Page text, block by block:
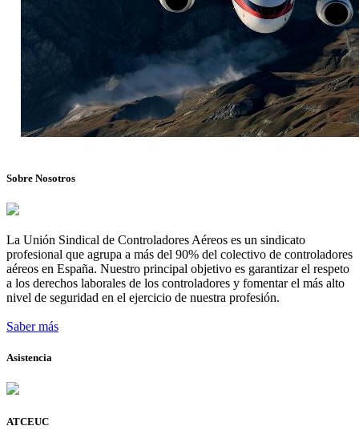
Sobre Nosotros
La Unión Sindical de Controladores Aéreos es un sindicato
profesional que agrupa a más del 90% del colectivo de controladores
aéreos en España. Nuestro principal objetivo es garantizar el respeto
a los derechos laborales de los controladores y fomentar el más alto
nivel de seguridad en el ejercicio de nuestra profesión.
Saber más
Asistencia
ATCEUC